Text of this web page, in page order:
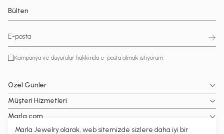
Marla Jewelry olarak, web sitemizde sizlere daha iyi bir
Bülten
Kampanya ve duyurular hakkında e-posta almak istiyorum.
Özel Günler
Müşteri Hizmetleri
Marla.com
Popüler Kategoriler